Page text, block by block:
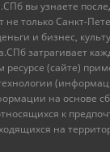
вы узнаете
не только Санкт-
и бизнес,
затрагивает
(сайте)
на основе
к
на